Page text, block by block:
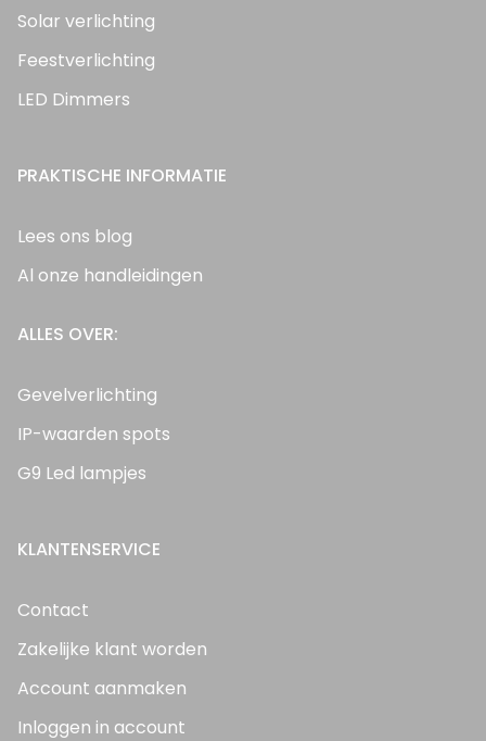
Solar verlichting
Feestverlichting
LED Dimmers
PRAKTISCHE INFORMATIE
Lees ons blog
Al onze handleidingen
ALLES OVER:
Gevelverlichting
IP-waarden spots
G9 Led lampjes
KLANTENSERVICE
Contact
Zakelijke klant worden
Account aanmaken
Inloggen in account